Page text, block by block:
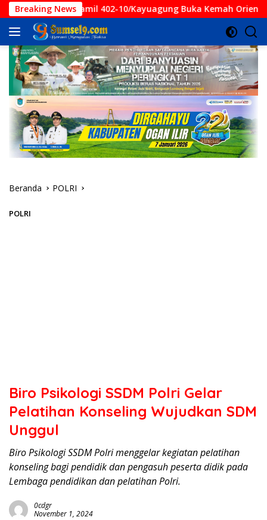
Langsung
ke
konten
Breaking News
Danramil 402-10/Kayuagung Buka Kemah Orientasi Saka
Beranda POLRI
POLRI
Biro Psikologi SSDM Polri Gelar
Pelatihan Konseling Wujudkan SDM
Unggul
Biro Psikologi SSDM Polri menggelar kegiatan pelatihan
konseling bagi pendidik dan pengasuh peserta didik pada
Lembaga pendidikan dan pelatihan Polri.
0cdgr
November 1, 2024